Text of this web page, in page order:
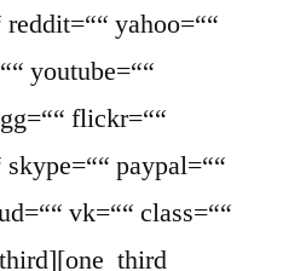
yahoo=““
youtube=““
flickr=““
paypal=““
vk=““ class=““